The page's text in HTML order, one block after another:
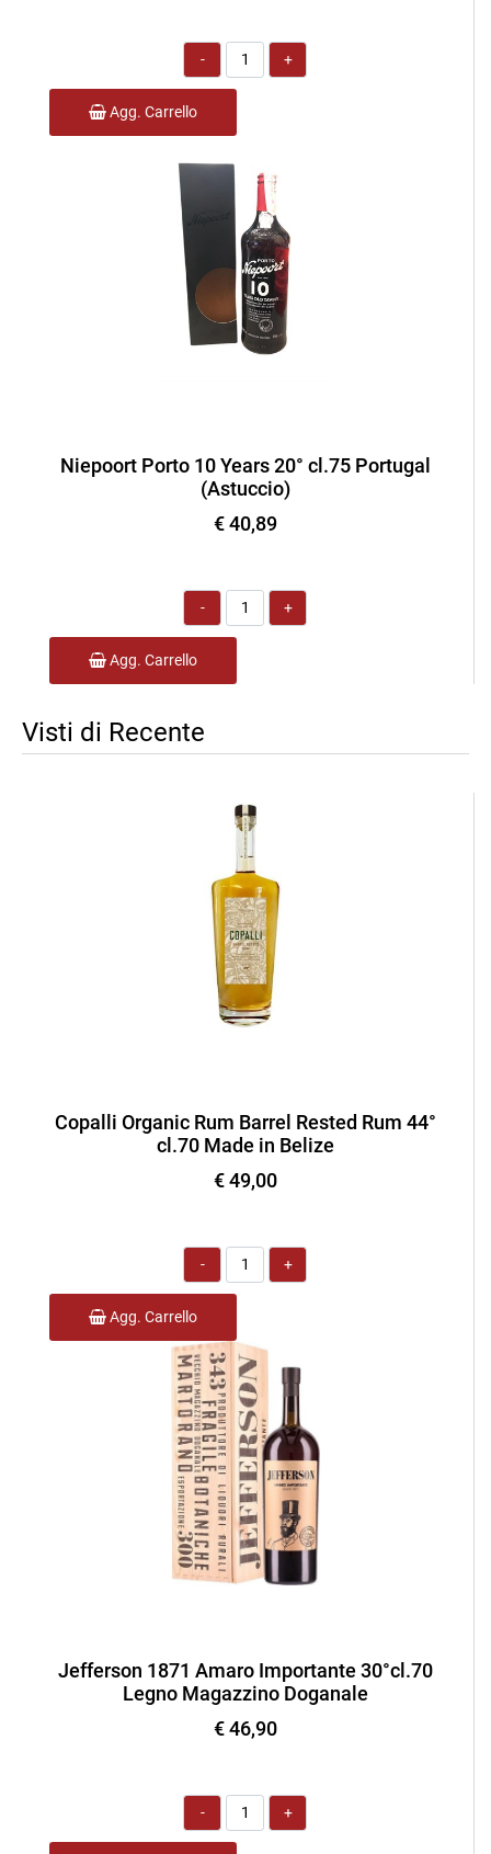
Quantità
Agg. Carrello
Niepoort Porto 10 Years 20° cl.75 Portugal
(Astuccio)
€ 40,89
Quantità
Agg. Carrello
Visti di Recente
Copalli Organic Rum Barrel Rested Rum 44°
cl.70 Made in Belize
€ 49,00
Quantità
Agg. Carrello
Jefferson 1871 Amaro Importante 30°cl.70
Legno Magazzino Doganale
€ 46,90
Quantità